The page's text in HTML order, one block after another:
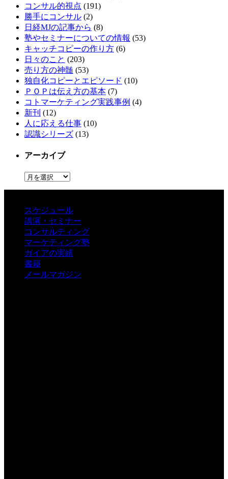
コンサル的視点 (191)
勝手にコンサル (2)
日経MJの記事から (8)
塾やセミナーについての情報 (53)
キャッチコピーの作り方 (6)
日々のこと (203)
売り方の神髄 (53)
独自化コピーとエピソード (10)
ＰＯＰは伝え方の基本 (7)
コトマーケティング実践事例 (4)
新刊 (12)
人に応える仕事 (10)
認識シリーズ (13)
アーカイブ
ア
イ
ブ
スケジュール
講演・セミナー
コンサルティング
マーケティング塾
ガイアの実績
書籍
メールマガジン